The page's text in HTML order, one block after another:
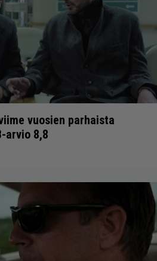
vuosien parhaista
arvio 8,8